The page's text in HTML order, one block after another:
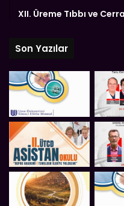
XII. Üreme Tıbbı ve
Son Yazılar